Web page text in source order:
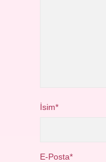
İsim*
E-Posta*